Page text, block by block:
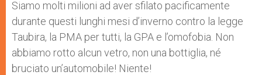
Siamo molti milioni ad aver sfilato pacificamente
durante questi lunghi mesi d’inverno contro la legge
Taubira, la PMA per tutti, la GPA e l’omofobia. Non
abbiamo rotto alcun vetro, non una bottiglia, né
bruciato un’automobile! Niente!